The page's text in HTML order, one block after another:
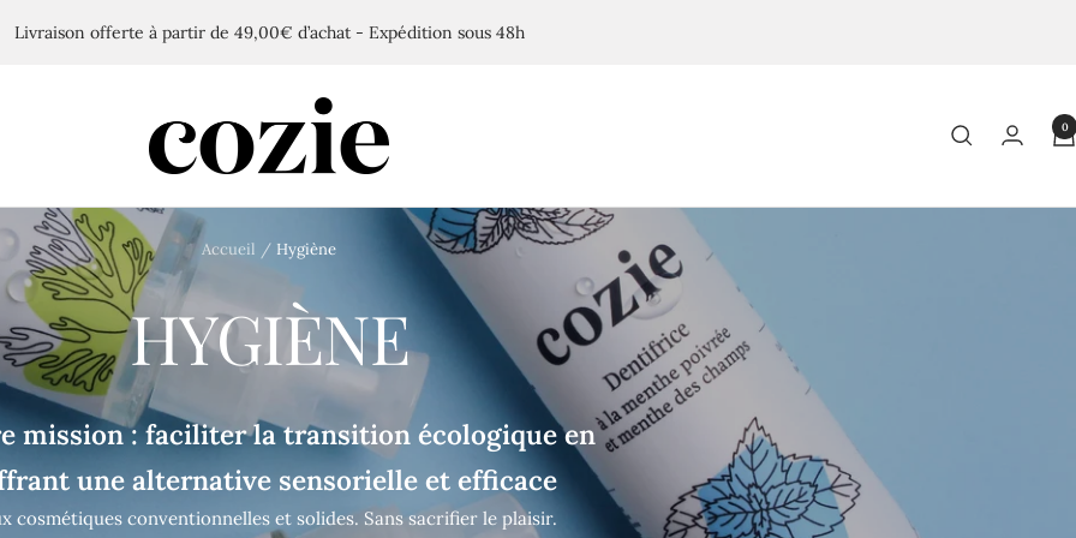
Livraison offerte à partir de 49,00€ d’achat - Expédition sous 48h
0
Accueil Hygiène
HYGIÈNE
mission : faciliter la transition écologique en
une alternative sensorielle et efficace
cosmétiques conventionnelles et solides. Sans sacrifier le plaisir.